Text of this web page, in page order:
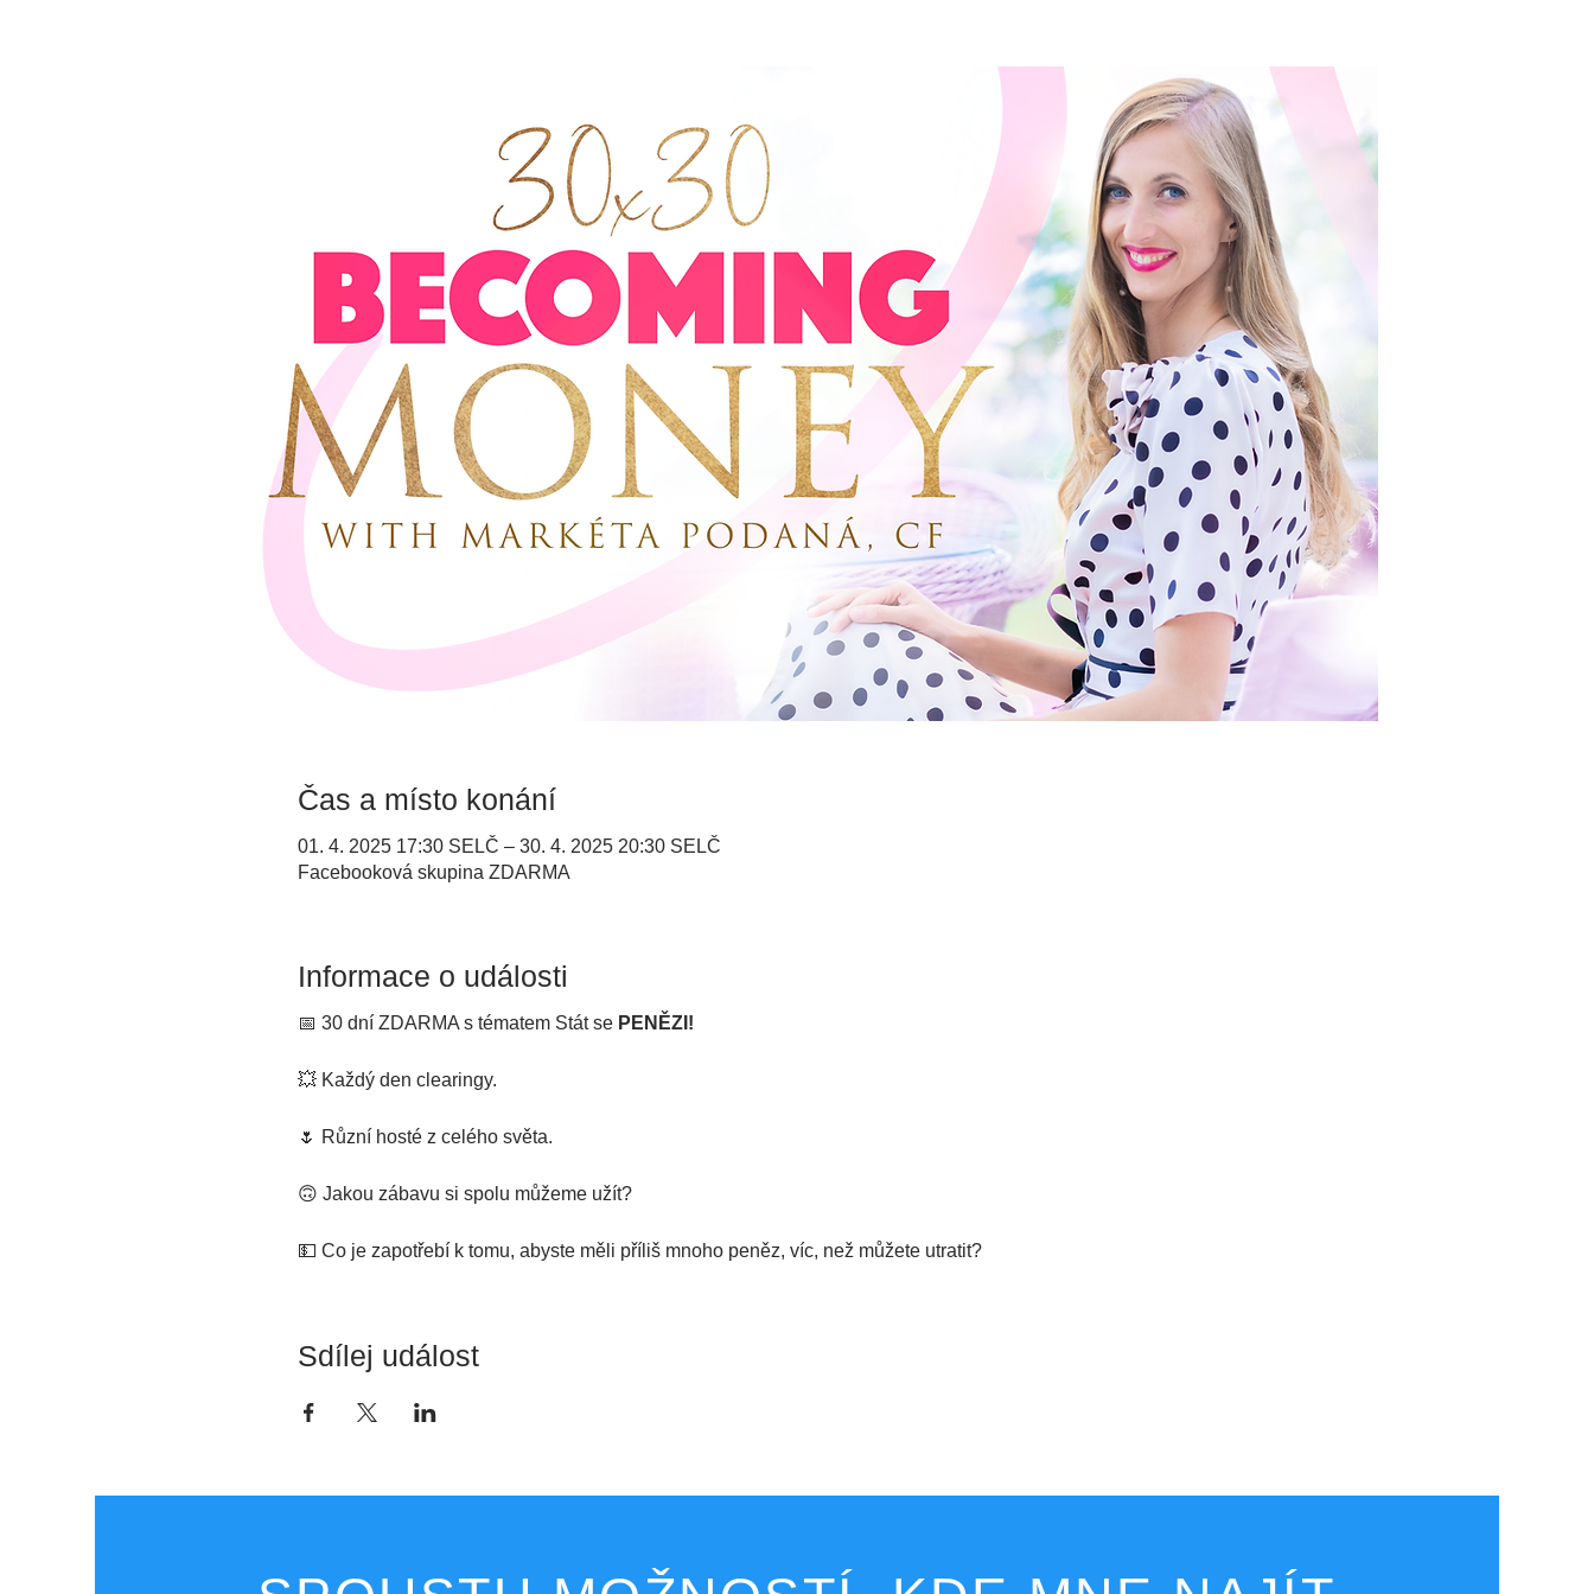
Čas a místo konání
01. 4. 2025 17:30 SELČ – 30. 4. 2025 20:30 SELČ
Facebooková skupina ZDARMA
Informace o události
📅 30 dní ZDARMA s tématem Stát se PENĚZI!
💥 Každý den clearingy.
🌷 Různí hosté z celého světa.
🙃 Jakou zábavu si spolu můžeme užít?
💵 Co je zapotřebí k tomu, abyste měli příliš mnoho peněz, víc, než můžete utratit?
Sdílej událost